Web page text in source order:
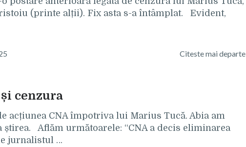
(printe alții). Fix asta s-a întâmplat. Evident,
Citeste mai departe
cenzura
acțiunea CNA împotriva lui Marius Tucă. Abia am
știrea. Aflăm următoarele: “CNA a decis eliminarea
jurnalistul …